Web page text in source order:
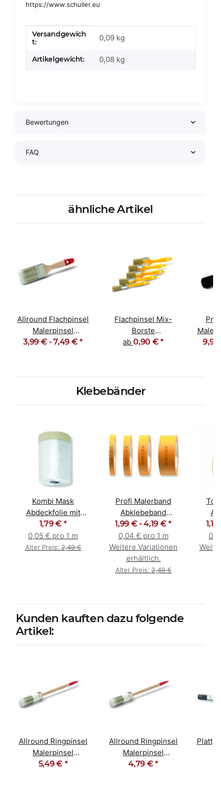
https://www.schuller.eu
Produkteigenschaft
Wert
Versandgewich
t:
0,09 kg
Artikelgewicht: 0,08 kg
Bewertungen
FAQ
ähnliche Artikel
Allround Flachpinsel
Malerpinsel
Lackpinsel 30-70mm
3,99 € -7,49 €*
Flachpinsel Mix-
Borste
Kunststoffgriff gelb
ab0,90 €*
Klebebänder
Kombi Mask
Abdeckfolie mit
Abklebeband 55cm x
33m
1,79 € *
0,05 € pro 1 m
Alter Preis:2,49 €
Profi Malerband
Abklebeband
Goldband 19mm -
50mm
1,99 € -4,19 €*
0,04 € pro 1 m
Weitere Variationen
erhältlich.
Alter Preis:2,49 €
Kunden kauften dazu folgende
Artikel:
Allround Ringpinsel
Malerpinsel
Rundpinsel
5,49 € *
Allround Ringpinsel
Malerpinsel
Rundpinsel
4,79 €*